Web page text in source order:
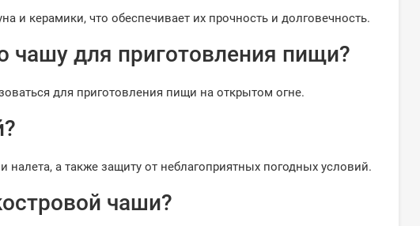
и керамики, что обеспечивает их прочность и долговечность.
чашу для приготовления пищи?
для приготовления пищи на открытом огне.
а также защиту от неблагоприятных погодных условий.
чаши?